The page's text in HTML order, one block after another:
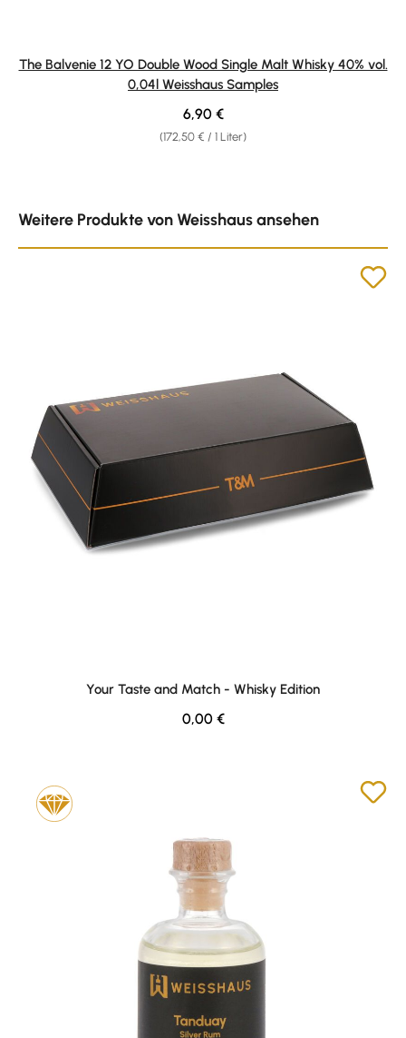
The Balvenie 12 YO Double Wood Single Malt Whisky 40% vol.
0,04l Weisshaus Samples
(172,50 € / 1 Liter)
Regulärer Preis:
6,90 €
Weitere Produkte von Weisshaus ansehen
Your Taste and Match - Whisky Edition
Regulärer Preis:
0,00 €